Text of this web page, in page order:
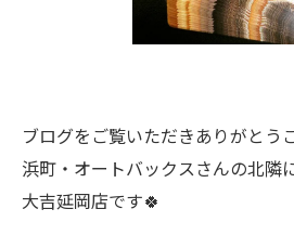
ブログをご覧いただきありがと
浜町・オートバックスさんの北隣
大吉延岡店です🍀